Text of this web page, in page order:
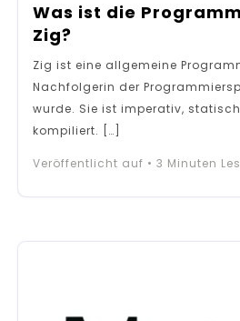
Was ist die
Zig?
Zig ist eine allgemeine
Nachfolgerin der
wurde. Sie ist imperativ,
kompiliert. […]
Veröffentlicht auf • 3 Minuten